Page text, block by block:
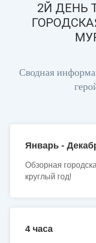
2Й ДЕНЬ
Сводная
Январь -
Обзорная
круглый год!
4 часа